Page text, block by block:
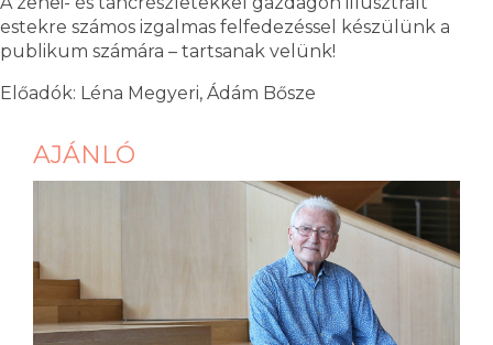
estekre számos izgalmas felfedezéssel készülünk a
publikum számára – tartsanak velünk!
Előadók: Léna Megyeri, Ádám Bősze
AJÁNLÓ